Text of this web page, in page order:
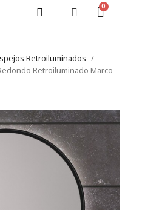
Retroiluminados
Retroiluminado Marco